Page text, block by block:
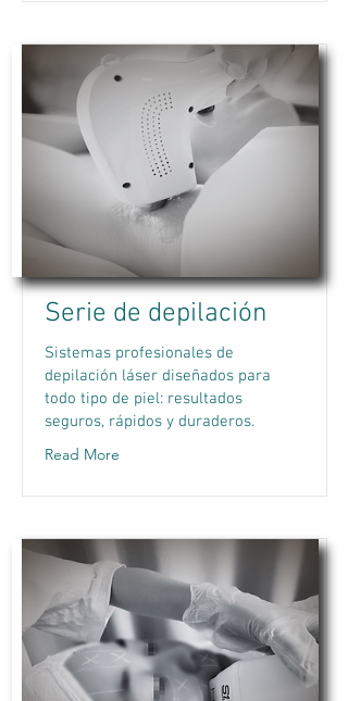
Serie de depilación
Sistemas profesionales de
depilación láser diseñados para
todo tipo de piel: resultados
seguros, rápidos y duraderos.
Read More